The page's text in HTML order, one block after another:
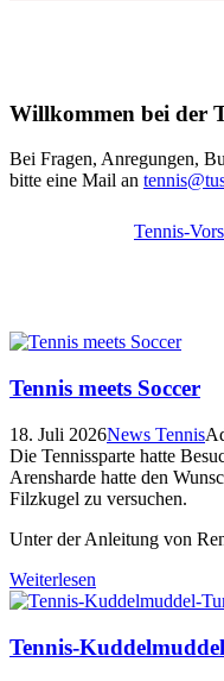
Willkommen bei der
Bei Fragen, Anregungen,
bitte eine Mail an
Tennis-
Tennis meets Soccer
18. Juli 2026News Tennis
Die Tennissparte hatte
Arensharde hatte den
Filzkugel zu versuchen.
Unter der Anleitung von
Weiterlesen
Tennis-